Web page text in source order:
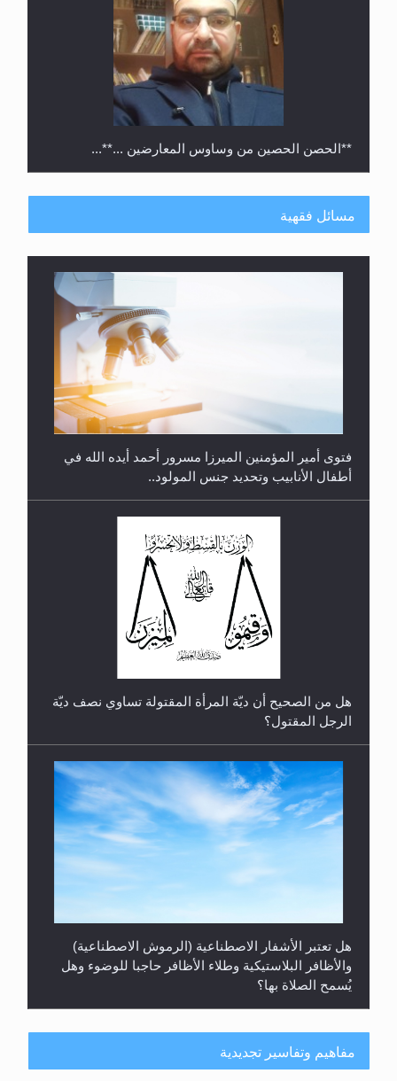
**الحصن الحصين من وساوس المعارضين ...**...
رأيٌ في لغة المسيح الموعود عليه السلام.. 4...
مسائل فقهية
فتوى أمير المؤمنين الميرزا مسرور أحمد أيده الله في
أطفال الأنابيب وتحديد جنس المولود..
هل من الصحيح أن ديّة المرأة المقتولة تساوي نصف ديّة
الرجل المقتول؟
هل تعتبر الأشفار الاصطناعية (الرموش الاصطناعية)
والأظافر البلاستيكية وطلاء الأظافر حاجبا للوضوء وهل
يُسمح الصلاة بها؟
مفاهيم وتفاسير تجديدية